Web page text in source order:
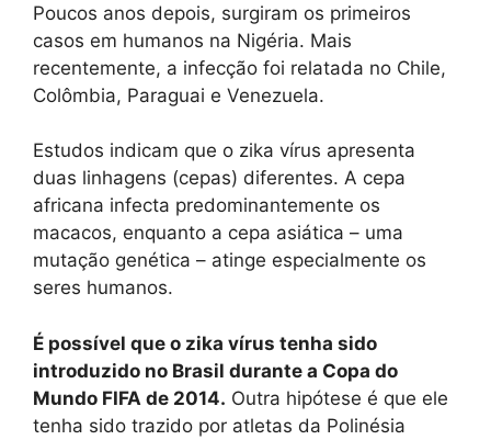
Poucos anos depois, surgiram os primeiros
casos em humanos na Nigéria. Mais
recentemente, a infecção foi relatada no Chile,
Colômbia, Paraguai e Venezuela.
Estudos indicam que o zika vírus apresenta
duas linhagens (cepas) diferentes. A cepa
africana infecta predominantemente os
macacos, enquanto a cepa asiática – uma
mutação genética – atinge especialmente os
seres humanos.
É possível que o zika vírus tenha sido
introduzido no Brasil durante a Copa do
Mundo FIFA de 2014. Outra hipótese é que ele
tenha sido trazido por atletas da Polinésia